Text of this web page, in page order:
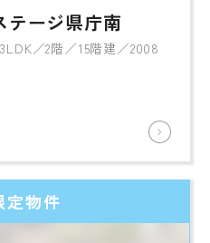
テージ県庁南
／2階／15階建／2008
定物件